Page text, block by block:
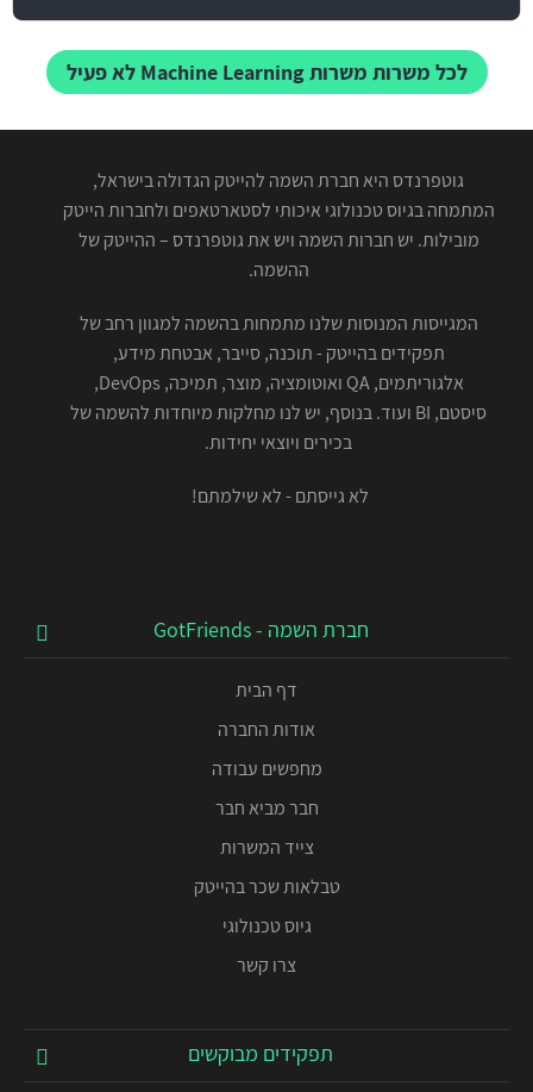
לכל משרות משרות Machine Learning לא פעיל
גוטפרנדס היא חברת השמה להייטק הגדולה בישראל,
המתמחה בגיוס טכנולוגי איכותי לסטארטאפים ולחברות הייטק
מובילות. יש חברות השמה ויש את גוטפרנדס – ההייטק של
ההשמה.
המגייסות המנוסות שלנו מתמחות בהשמה למגוון רחב של
תפקידים בהייטק - תוכנה, סייבר, אבטחת מידע,
אלגוריתמים, QA ואוטומציה, מוצר, תמיכה, DevOps,
סיסטם, BI ועוד. בנוסף, יש לנו מחלקות מיוחדות להשמה של
בכירים ויוצאי יחידות.
לא גייסתם - לא שילמתם!
חברת השמה - GotFriends
דף הבית
אודות החברה
מחפשים עבודה
חבר מביא חבר
צייד המשרות
טבלאות שכר בהייטק
גיוס טכנולוגי
צרו קשר
תפקידים מבוקשים